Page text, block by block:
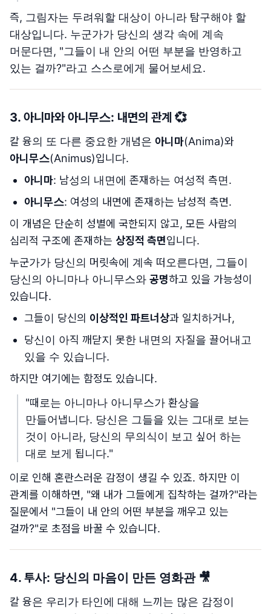
즉, 그림자는 두려워할 대상이 아니라 탐구해야 할
대상입니다. 누군가가 당신의 생각 속에 계속
머문다면, "그들이 내 안의 어떤 부분을 반영하고
있는 걸까?"라고 스스로에게 물어보세요.
3. 아니마와 아니무스: 내면의 관계 💞
칼 융의 또 다른 중요한 개념은 아니마(Anima)와
아니무스(Animus)입니다.
아니마: 남성의 내면에 존재하는 여성적 측면.
아니무스: 여성의 내면에 존재하는 남성적 측면.
이 개념은 단순히 성별에 국한되지 않고, 모든 사람의
심리적 구조에 존재하는 상징적 측면입니다.
누군가가 당신의 머릿속에 계속 떠오른다면, 그들이
당신의 아니마나 아니무스와 공명하고 있을 가능성이
있습니다.
그들이 당신의 이상적인 파트너상과 일치하거나,
당신이 아직 깨닫지 못한 내면의 자질을 끌어내고
있을 수 있습니다.
하지만 여기에는 함정도 있습니다.
"때로는 아니마나 아니무스가 환상을
만들어냅니다. 당신은 그들을 있는 그대로 보는
것이 아니라, 당신의 무의식이 보고 싶어 하는
대로 보게 됩니다."
이로 인해 혼란스러운 감정이 생길 수 있죠. 하지만 이
관계를 이해하면, "왜 내가 그들에게 집착하는 걸까?"라는
질문에서 "그들이 내 안의 어떤 부분을 깨우고 있는
걸까?"로 초점을 바꿀 수 있습니다.
4. 투사: 당신의 마음이 만든 영화관🎥
칼 융은 우리가 타인에 대해 느끼는 많은 감정이